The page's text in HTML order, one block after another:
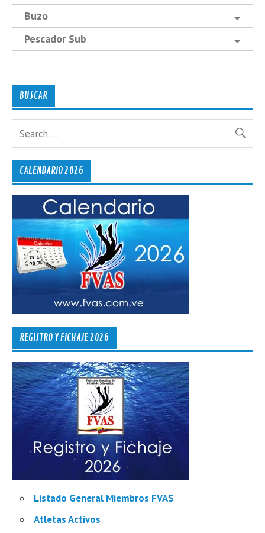
Buzo
Pescador Sub
BUSCAR
CALENDARIO 2026
REGISTRO Y FICHAJE 2026
Listado General Miembros FVAS
Atletas Activos